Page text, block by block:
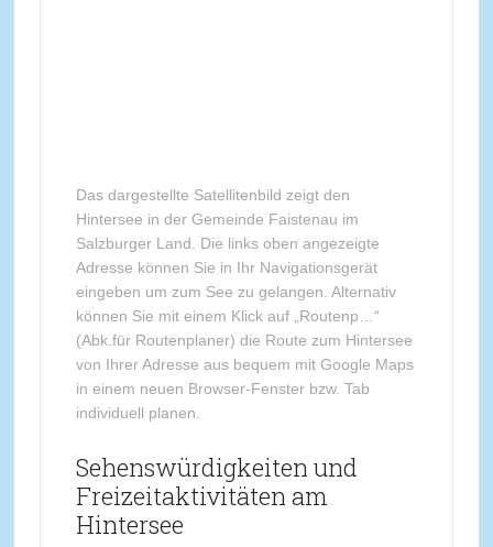
Das dargestellte Satellitenbild zeigt den
Hintersee in der Gemeinde Faistenau im
Salzburger Land. Die links oben angezeigte
Adresse können Sie in Ihr Navigationsgerät
eingeben um zum See zu gelangen. Alternativ
können Sie mit einem Klick auf „Routenp…“
(Abk.für Routenplaner) die Route zum Hintersee
von Ihrer Adresse aus bequem mit Google Maps
in einem neuen Browser-Fenster bzw. Tab
individuell planen.
Sehenswürdigkeiten und
Freizeitaktivitäten am
Hintersee